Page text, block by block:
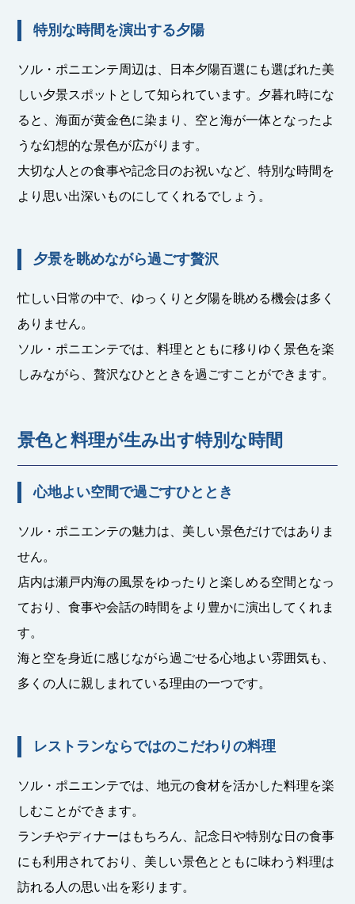
特別な時間を演出する夕陽
ソル・ポニエンテ周辺は、日本夕陽百選にも選ばれた美
しい夕景スポットとして知られています。夕暮れ時にな
ると、海面が黄金色に染まり、空と海が一体となったよ
うな幻想的な景色が広がります。
大切な人との食事や記念日のお祝いなど、特別な時間を
より思い出深いものにしてくれるでしょう。
夕景を眺めながら過ごす贅沢
忙しい日常の中で、ゆっくりと夕陽を眺める機会は多く
ありません。
ソル・ポニエンテでは、料理とともに移りゆく景色を楽
しみながら、贅沢なひとときを過ごすことができます。
景色と料理が生み出す特別な時間
心地よい空間で過ごすひととき
ソル・ポニエンテの魅力は、美しい景色だけではありま
せん。
店内は瀬戸内海の風景をゆったりと楽しめる空間となっ
ており、食事や会話の時間をより豊かに演出してくれま
す。
海と空を身近に感じながら過ごせる心地よい雰囲気も、
多くの人に親しまれている理由の一つです。
レストランならではのこだわりの料理
ソル・ポニエンテでは、地元の食材を活かした料理を楽
しむことができます。
ランチやディナーはもちろん、記念日や特別な日の食事
にも利用されており、美しい景色とともに味わう料理は
訪れる人の思い出を彩ります。